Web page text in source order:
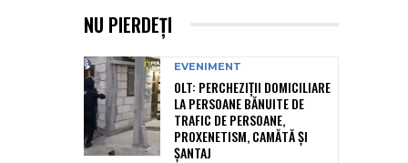
NU PIERDEȚI
EVENIMENT
OLT: PERCHEZIŢII DOMICILIARE
LA PERSOANE BĂNUITE DE
TRAFIC DE PERSOANE,
PROXENETISM, CAMĂTĂ ŞI
ŞANTAJ